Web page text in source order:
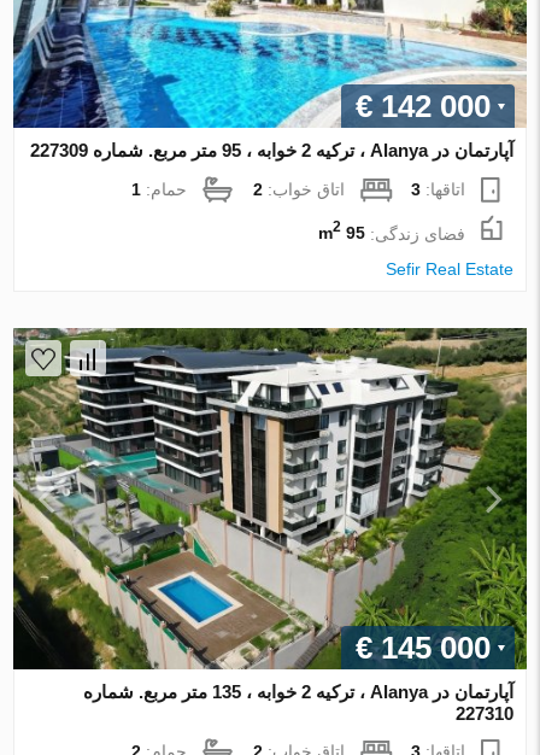
€ 142 000
آپارتمان در Alanya ، ترکیه 2 خوابه ، 95 متر مربع. شماره 227309
اتاقها:3 اتاق خواب:2 حمام:1
فضای زندگی:95 m
2
Sefir Real Estate
€ 145 000
آپارتمان در Alanya ، ترکیه 2 خوابه ، 135 متر مربع. شماره
227310